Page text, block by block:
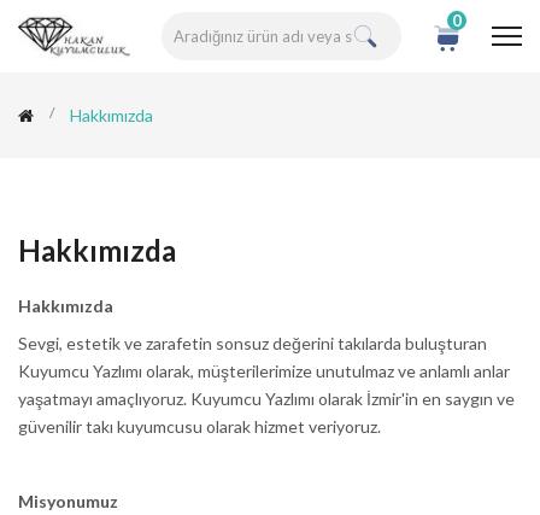
0
Hakkımızda
Hakkımızda
Hakkımızda
Sevgi, estetik ve zarafetin sonsuz değerini takılarda buluşturan
Kuyumcu Yazlımı olarak, müşterilerimize unutulmaz ve anlamlı anlar
yaşatmayı amaçlıyoruz. Kuyumcu Yazlımı olarak İzmir'in en saygın ve
güvenilir takı kuyumcusu olarak hizmet veriyoruz.
Misyonumuz